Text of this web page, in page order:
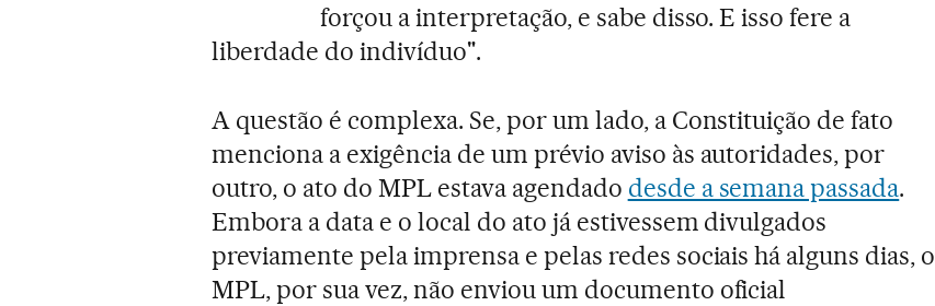
forçou a interpretação, e sabe disso. E isso fere a
liberdade do indivíduo".
A questão é complexa. Se, por um lado, a Constituição de fato
menciona a exigência de um prévio aviso às autoridades, por
outro, o ato do MPL estava agendado desde a semana passada.
Embora a data e o local do ato já estivessem divulgados
previamente pela imprensa e pelas redes sociais há alguns dias, o
MPL, por sua vez, não enviou um documento oficial